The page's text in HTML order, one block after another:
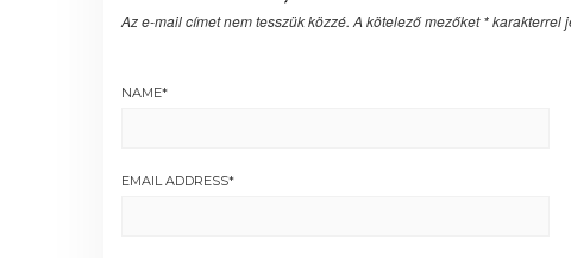
Az e-mail címet nem tesszük közzé. A kötelező mezőket*karakterrel
NAME*
EMAIL ADDRESS*